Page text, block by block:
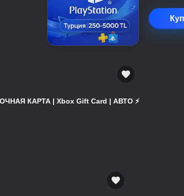
КАРТА | Xbox Gift Card | АВТО ⚡